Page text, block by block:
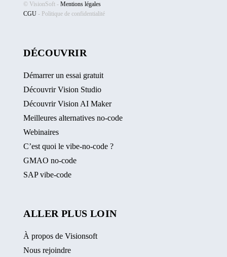
© VisionSoft -Mentions légales
CGU - Politique de confidentialité
DÉCOUVRIR
Démarrer un essai gratuit
Découvrir Vision Studio
Découvrir Vision AI Maker
Meilleures alternatives no-code
Webinaires
C’est quoi le vibe-no-code ?
GMAO no-code
SAP vibe-code
ALLER PLUS LOIN
À propos de Visionsoft
Nous rejoindre